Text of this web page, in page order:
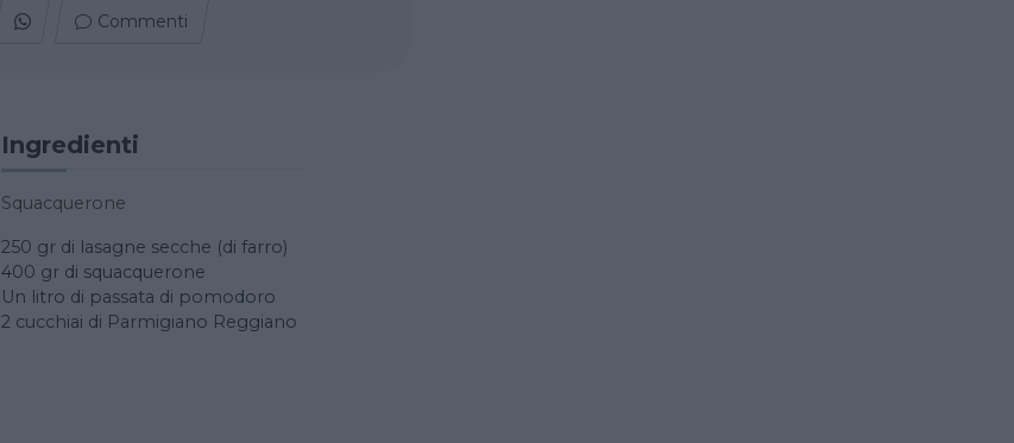
Commenti
Ingredienti
Squacquerone
250 gr di lasagne secche (di farro)
400 gr di squacquerone
Un litro di passata di pomodoro
2 cucchiai di Parmigiano Reggiano